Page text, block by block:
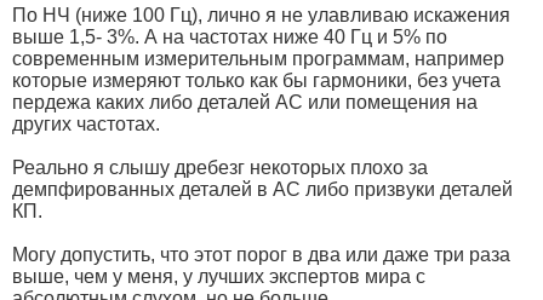
По НЧ (ниже 100 Гц), лично я не улавливаю искажения
выше 1,5- 3%. А на частотах ниже 40 Гц и 5% по
современным измерительным программам, например
которые измеряют только как бы гармоники, без учета
пердежа каких либо деталей АС или помещения на
других частотах.
Реально я слышу дребезг некоторых плохо за
демпфированных деталей в АС либо призвуки деталей
КП.
Могу допустить, что этот порог в два или даже три раза
выше, чем у меня, у лучших экспертов мира с